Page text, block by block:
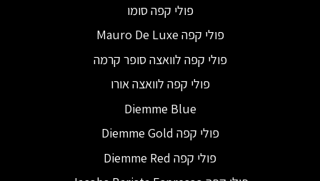
פולי קפה סומו
פולי קפה Mauro De Luxe
פולי קפה לוואצה סופר קרמה
פולי קפה לוואצה אורו
Diemme Blue
פולי קפה Diemme Gold
פולי קפה Diemme Red